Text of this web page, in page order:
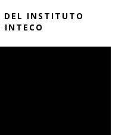
DEL INSTITUTO
INTECO